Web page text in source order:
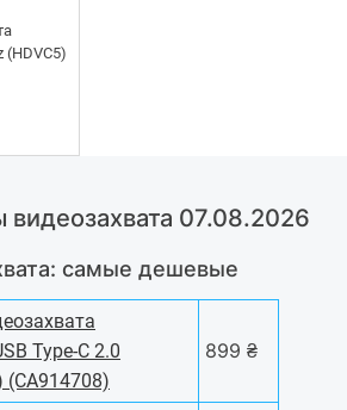
(HDVC5)
07.08.2026
самые дешевые
Type-C 2.0
(CA914708)
899 ₴